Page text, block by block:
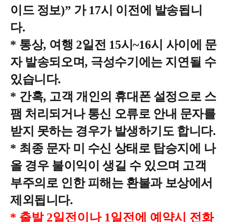
이드 정보)” 가 17시 이전에 발송됩니
다.
* 통상, 여행 2일전 15시~16시 사이에 문
자 발송되오며, 극성수기에는 지연될 수
있습니다.
* 간혹, 고객 개인의 휴대폰 설정으로 스
팸 처리되거나 통신 오류로 안내 문자를
받지 못하는 경우가 발생하기도 합니다.
* 최종 문자 미 수신 상태로 탑승지에 나
올 경우 불이익이 생길 수 있으며 고객
부주의로 인한 피해는 환불과 보상에서
제외됩니다.
* 출발 2일전이나 1일전에 예약시 전화